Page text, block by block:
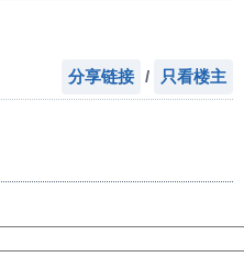
分享链接 / 只看楼主